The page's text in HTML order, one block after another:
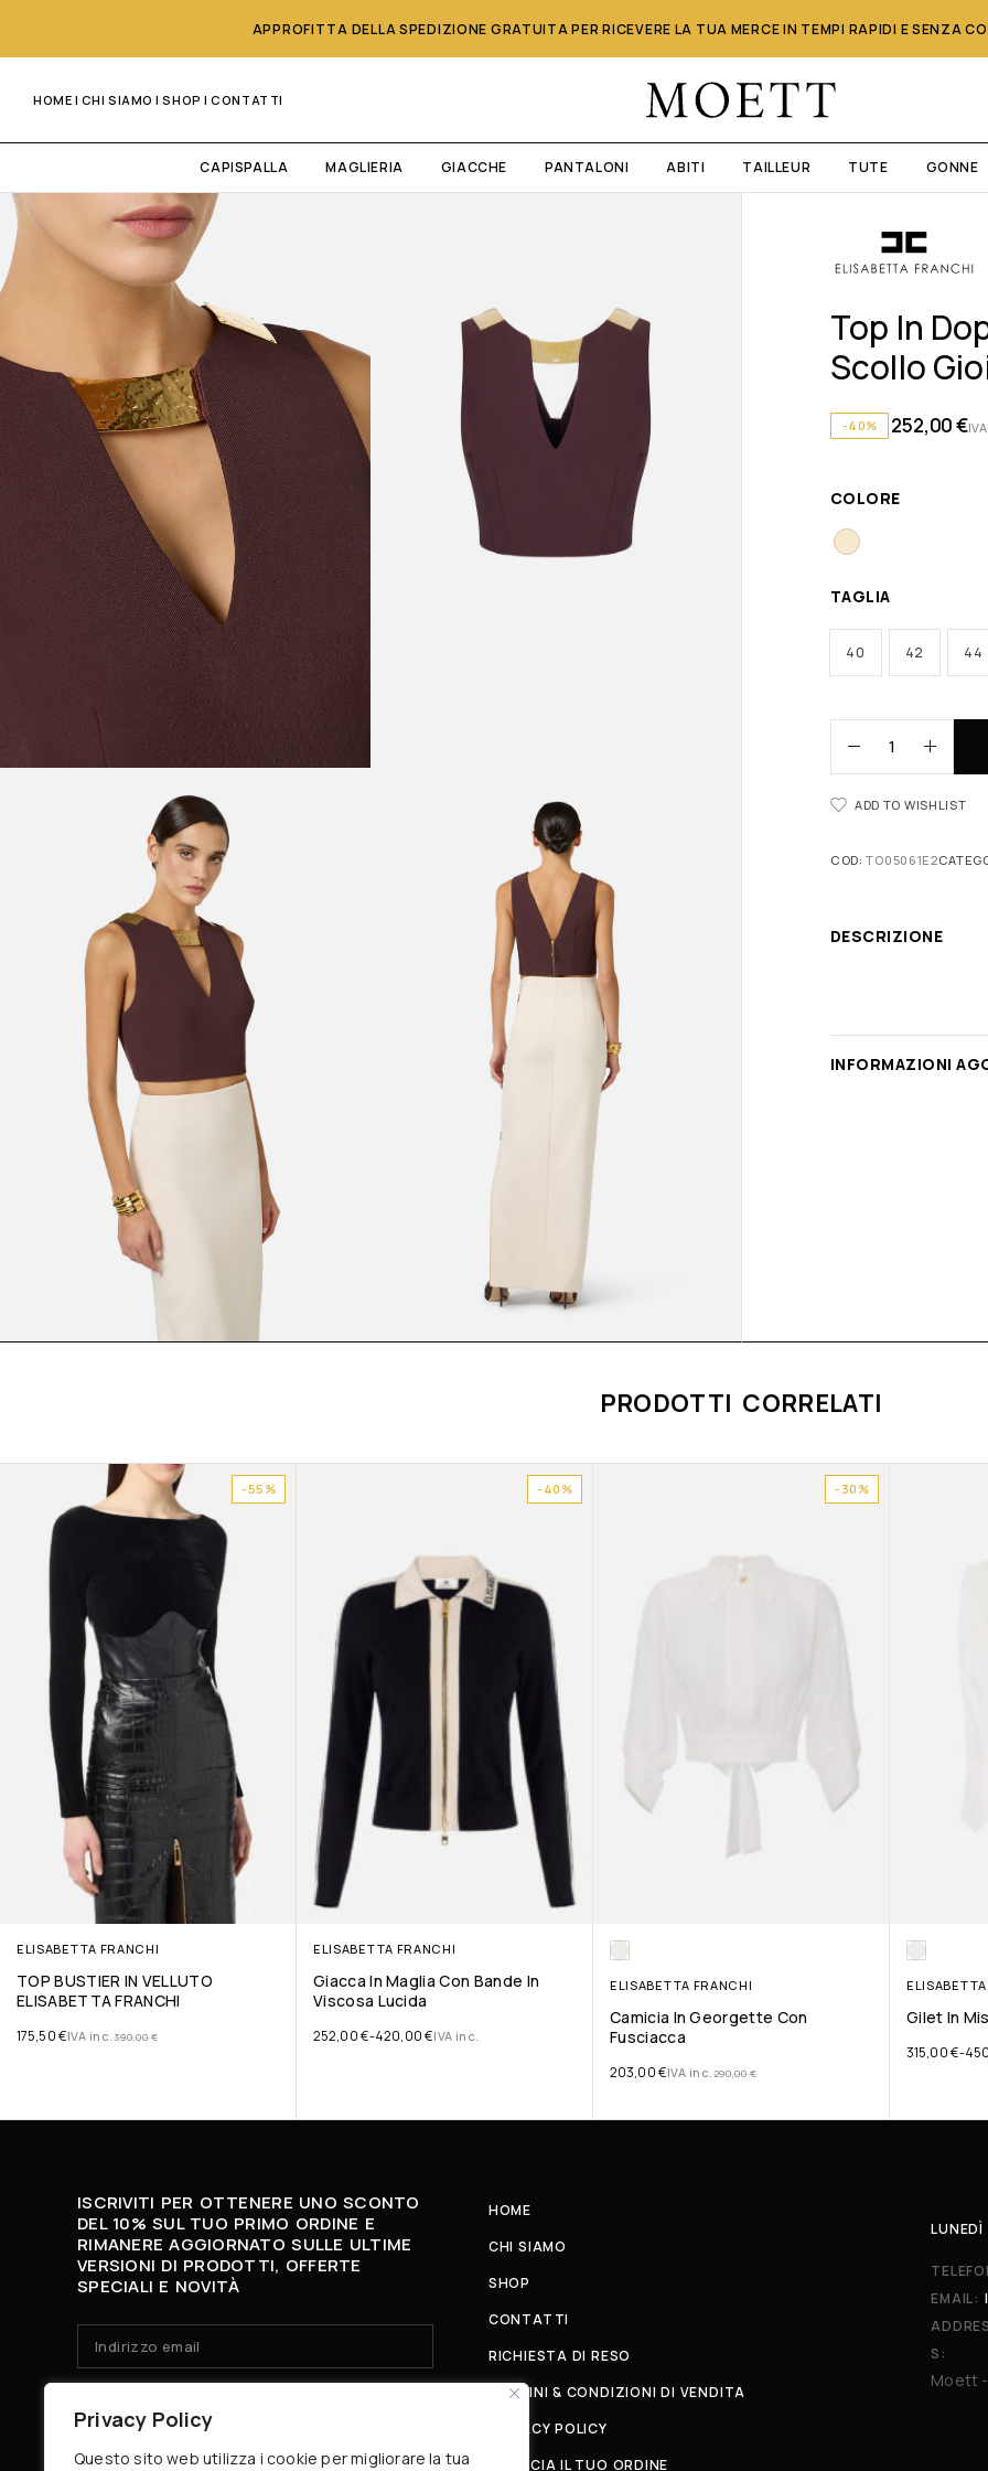
Privacy Policy
Questo sito web utilizza i cookie per migliorare la tua
APPROFITTA DELLA SPEDIZIONE GRATUITA PER RICEVERE LA TUA MERCE IN TEMPI RAPIDI E SENZA
HOME | CHI SIAMO |SHOP |CONTATTI
CAPISPALLA MAGLIERIA GIACCHE PANTALONI ABITI TAILLEUR TUTE GONNE
Top In
Scollo
-40% 252,00€
COLORE
TAGLIA
40 42 44
ADD TO WISHLIST
COD:TO05061E2
DESCRIZIONE
INFORMAZIONI
PRODOTTI CORRELATI
-55%
ELISABETTA FRANCHI
TOP BUSTIER IN VELLUTO
ELISABETTA FRANCHI
390,00€
175,50€IVA inc.
-40%
ELISABETTA FRANCHI
Giacca In Maglia Con Bande In
Viscosa Lucida
252,00€-420,00€IVA inc.
-30%
ELISABETTA FRANCHI
Camicia In Georgette Con
Fusciacca
290,00€
203,00€IVA inc.
Gilet In
315,00€-
ISCRIVITI PER OTTENERE UNO SCONTO
DEL 10% SUL TUO PRIMO ORDINE E
RIMANERE AGGIORNATO SULLE ULTIME
VERSIONI DI PRODOTTI, OFFERTE
SPECIALI E NOVITÀ
HOME
CHI SIAMO
SHOP
CONTATTI
RICHIESTA DI RESO
TERMINI & CONDIZIONI DI VENDITA
PRIVACY POLICY
TRACCIA IL TUO ORDINE
EMAIL:
ADDRES
S:
Moett -